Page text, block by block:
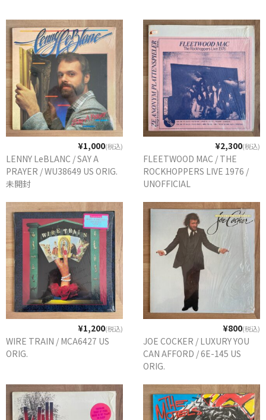
¥1,000(税込)
LENNY LeBLANC / SAY A
PRAYER / WU38649 US ORIG.
未開封
¥2,300(税込)
FLEETWOOD MAC / THE
ROCKHOPPERS LIVE 1976 /
UNOFFICIAL
¥1,200(税込)
WIRE TRAIN / MCA6427 US
ORIG.
¥800(税込)
JOE COCKER / LUXURY YOU
CAN AFFORD / 6E-145 US
ORIG.